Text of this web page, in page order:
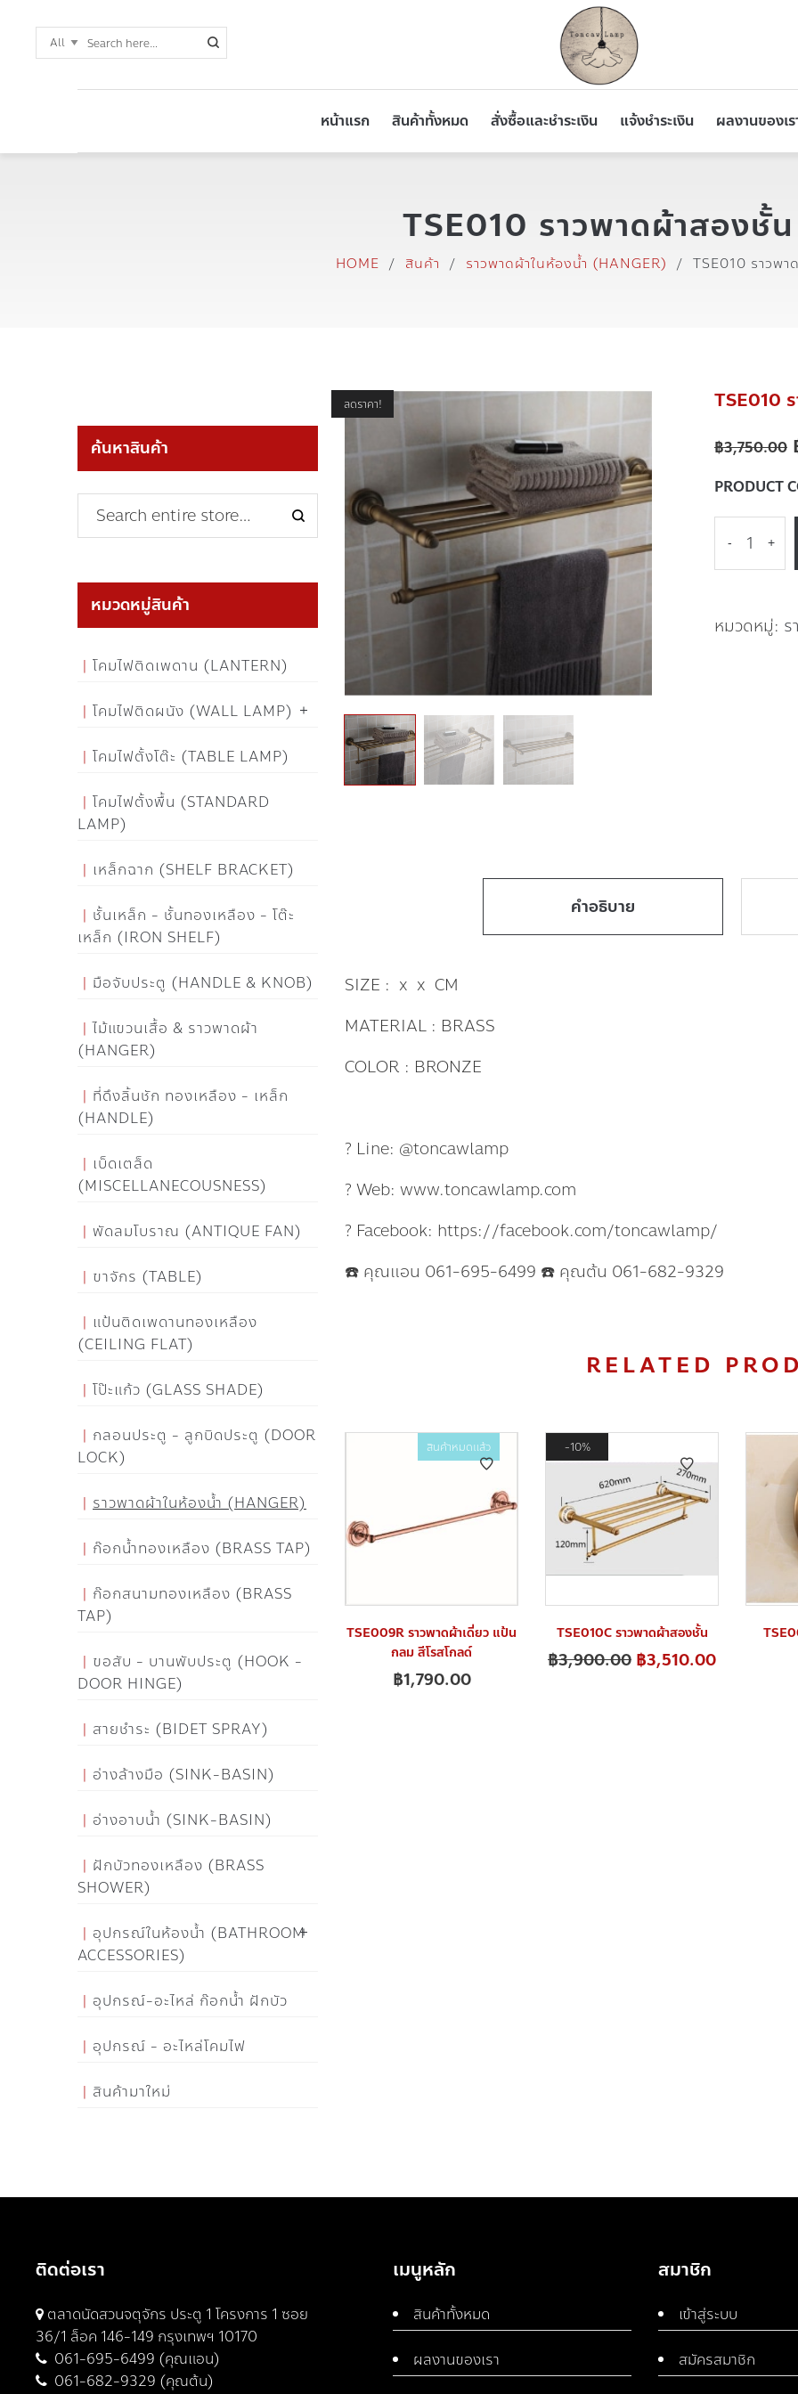
หน้าแรก สินค้าทั้งหมด สั่งซื้อและชำระเงิน แจ้งชำระเงิน ผลงานของเร
TSE010 ราวพาดผ้าสองชั้น
HOME / สินค้า / ราวพาดผ้าในห้องน้ำ (HANGER) / TSE010 ราวพา
ลดราคา! TSE010
฿3,750.00
PRODUCT
- +
หมวดหมู่:
คำอธิบาย
SIZE : x x CM
MATERIAL : BRASS
COLOR : BRONZE
? Line: @toncawlamp
? Web: www.toncawlamp.com
? Facebook: https://facebook.com/toncawlamp/
☎️ คุณแอน 061-695-6499 ☎️ คุณต้น 061-682-9329
RELATED
สินค้าหมดแล้ว
TSE009R ราวพาดผ้าเดี่ยว แป้น
กลม สีโรสโกลด์
฿1,790.00
10%
TSE010C ราวพาดผ้าสองชั้น
฿3,900.00 ฿3,510.00
ค้นหาสินค้า
หมวดหมู่สินค้า
โคมไฟติดเพดาน (LANTERN)
โคมไฟติดผนัง (WALL LAMP)
โคมไฟตั้งโต๊ะ (TABLE LAMP)
โคมไฟตั้งพื้น (STANDARD
LAMP)
เหล็กฉาก (SHELF BRACKET)
ชั้นเหล็ก - ชั้นทองเหลือง - โต๊ะ
เหล็ก (IRON SHELF)
มือจับประตู (HANDLE & KNOB)
ไม้แขวนเสื้อ & ราวพาดผ้า
(HANGER)
ที่ดึงลิ้นชัก ทองเหลือง - เหล็ก
(HANDLE)
เบ็ดเตล็ด
(MISCELLANECOUSNESS)
พัดลมโบราณ (ANTIQUE FAN)
ขาจักร (TABLE)
แป้นติดเพดานทองเหลือง
(CEILING FLAT)
โป๊ะแก้ว (GLASS SHADE)
กลอนประตู - ลูกบิดประตู (DOOR
LOCK)
ราวพาดผ้าในห้องน้ำ (HANGER)
ก๊อกน้ำทองเหลือง (BRASS TAP)
ก๊อกสนามทองเหลือง (BRASS
TAP)
ขอสับ - บานพับประตู (HOOK -
DOOR HINGE)
สายชำระ (BIDET SPRAY)
อ่างล้างมือ (SINK-BASIN)
อ่างอาบน้ำ (SINK-BASIN)
ฝักบัวทองเหลือง (BRASS
SHOWER)
อุปกรณ์ในห้องน้ำ (BATHROOM
ACCESSORIES)
อุปกรณ์-อะไหล่ ก๊อกน้ำ ฝักบัว
อุปกรณ์ - อะไหล่โคมไฟ
สินค้ามาใหม่
ติดต่อเรา
ตลาดนัดสวนจตุจักร ประตู 1 โครงการ 1 ซอย
36/1 ล็อค 146-149 กรุงเทพฯ 10170
061-695-6499 (คุณแอน)
061-682-9329 (คุณต้น)
เมนูหลัก
สินค้าทั้งหมด
ผลงานของเรา
สมาชิก
เข้าสู่ระบบ
สมัครสมาชิก